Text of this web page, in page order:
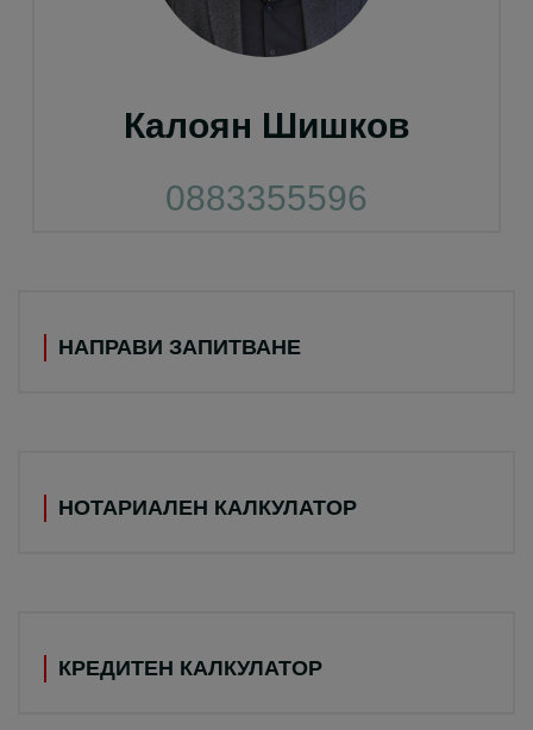
Калоян Шишков
0883355596
КРЕДИТЕН КАЛКУЛАТОР
НОТАРИАЛЕН КАЛКУЛАТОР
НАПРАВИ ЗАПИТВАНЕ